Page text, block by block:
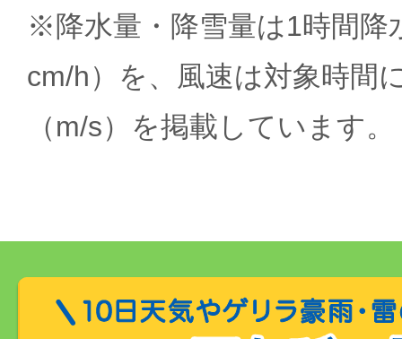
※降水量・降雪量は1時間降
cm/h）を、風速は対象時間
（m/s）を掲載しています。